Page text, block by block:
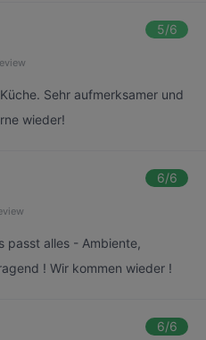
5/6
Sehr aufmerksamer und
wieder!
6/6
passt alles - Ambiente,
! Wir kommen wieder !
6/6